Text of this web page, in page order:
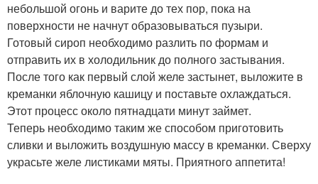
небольшой огонь и варите до тех пор, пока на
поверхности не начнут образовываться пузыри.
Готовый сироп необходимо разлить по формам и
отправить их в холодильник до полного застывания.
После того как первый слой желе застынет, выложите в
креманки яблочную кашицу и поставьте охлаждаться.
Этот процесс около пятнадцати минут займет.
Теперь необходимо таким же способом приготовить
сливки и выложить воздушную массу в креманки. Сверху
украсьте желе листиками мяты. Приятного аппетита!